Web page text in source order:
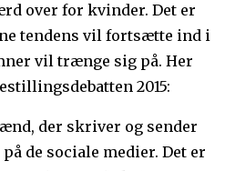
over for kvinder. Det er
tendens vil fortsætte ind i
vil trænge sig på. Her
2015:
der skriver og sender
de sociale medier. Det er